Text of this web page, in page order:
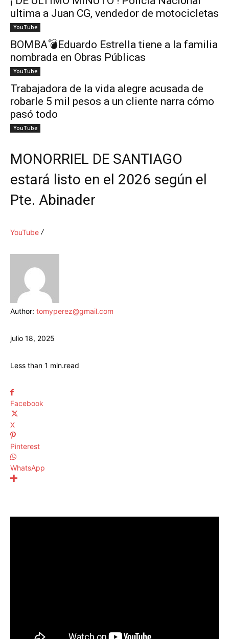
ultima a Juan CG, vendedor de motocicletas
YouTube
BOMBA💣Eduardo Estrella tiene a la familia
nombrada en Obras Públicas
YouTube
Trabajadora de la vida alegre acusada de
robarle 5 mil pesos a un cliente narra cómo
pasó todo
YouTube
MONORRIEL DE SANTIAGO
estará listo en el 2026 según el
Pte. Abinader
YouTube
Author: tomyperez@gmail.com
julio 18, 2025
Less than 1 min.read
Facebook
X
Pinterest
WhatsApp